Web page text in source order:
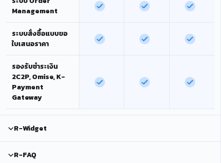
Management
ระบบสั่งซื้อแบบขอ
ใบเสนอราคา
รองรับชำระเงิน
2C2P, Omise, K-
Payment
Gateway
R-Widget
R-FAQ